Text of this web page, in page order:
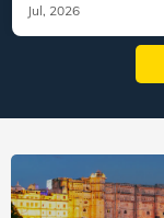
Jul, 2026